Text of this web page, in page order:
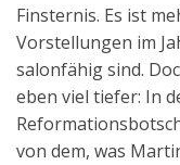
Finsternis. Es ist
Vorstellungen im
salonfähig sind.
eben viel tiefer: In
von dem, was